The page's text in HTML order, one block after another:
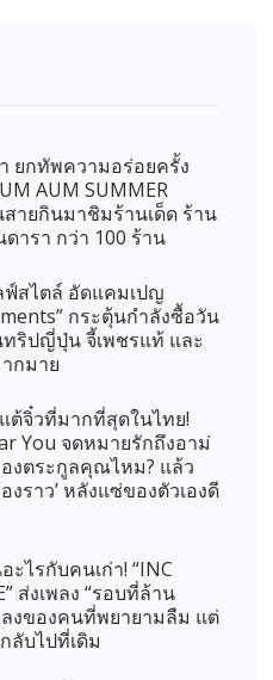
ยกทัพความอร่อยครั้ง
AUM SUMMER
สายกินมาชิมร้านเด็ด ร้าน
ารา กว่า 100 ร้าน
สไตล์ อัดแคมเปญ
กระตุ้นกำลังซื้อวัน
ริปญี่ปุ่น จี้เพชรแท้ และ
กมาย
ต้จิ๋วที่มากที่สุดในไทย!
You จดหมายรักถึงอาม่
องตระกูลคุณไหม? แล้ว
งราว’ หลังแซ่ของตัวเองดี
ะไรกับคนเก่า! “INC
ส่งเพลง “รอบที่ล้าน
ลงของคนที่พยายามลืม แต่
ลับไปที่เดิม